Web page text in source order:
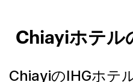
Chiayiホテル
ChiayiのIHGホテ